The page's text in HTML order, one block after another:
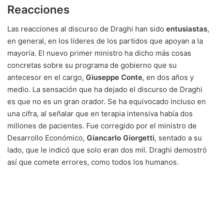
Reacciones
Las reacciones al discurso de Draghi han sido entusiastas,
en general, en los líderes de los partidos que apoyan a la
mayoría. El nuevo primer ministro ha dicho más cosas
concretas sobre su programa de gobierno que su
antecesor en el cargo, Giuseppe Conte, en dos años y
medio. La sensación que ha dejado el discurso de Draghi
es que no es un gran orador. Se ha equivocado incluso en
una cifra, al señalar que en terapia intensiva había dos
millones de pacientes. Fue corregido por el ministro de
Desarrollo Económico, Giancarlo Giorgetti, sentado a su
lado, que le indicó que solo eran dos mil. Draghi demostró
así que comete errores, como todos los humanos.